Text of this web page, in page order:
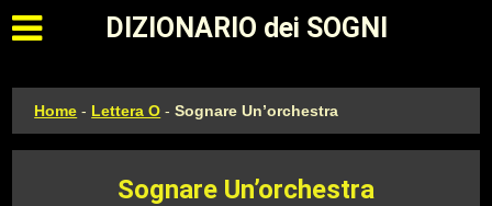
Apri il menu principale
DIZIONARIO dei SOGNI
Home - Lettera O -Sognare Un’orchestra
Sognare Un’orchestra